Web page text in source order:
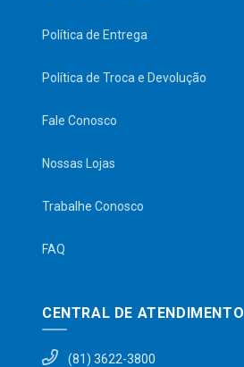
Política de Entrega
Política de Troca e Devolução
Fale Conosco
Nossas Lojas
Trabalhe Conosco
FAQ
CENTRAL DE ATENDIMENTO
(81) 3622-3800